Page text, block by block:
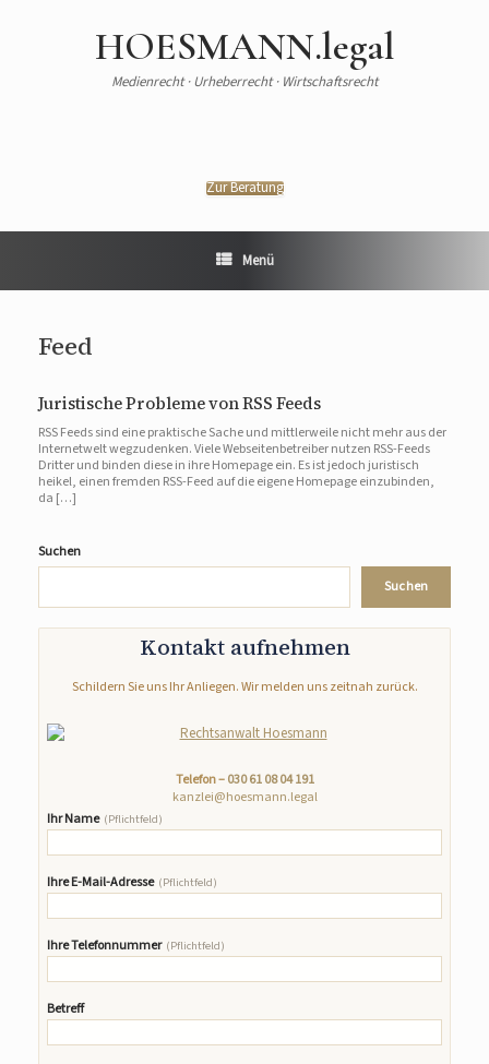
HOESMANN.legal
Medienrecht · Urheberrecht · Wirtschaftsrecht
Zur Beratung
Menü
Feed
Juristische Probleme von RSS Feeds
RSS Feeds sind eine praktische Sache und mittlerweile nicht mehr aus der
Internetwelt wegzudenken. Viele Webseitenbetreiber nutzen RSS-Feeds
Dritter und binden diese in ihre Homepage ein. Es ist jedoch juristisch
heikel, einen fremden RSS-Feed auf die eigene Homepage einzubinden,
da […]
Suchen
Suchen
Kontakt aufnehmen
Schildern Sie uns Ihr Anliegen. Wir melden uns zeitnah zurück.
Telefon –030 61 08 04 191
kanzlei@hoesmann.legal
Ihr Name (Pflichtfeld)
Ihre E-Mail-Adresse (Pflichtfeld)
Ihre Telefonnummer (Pflichtfeld)
Betreff